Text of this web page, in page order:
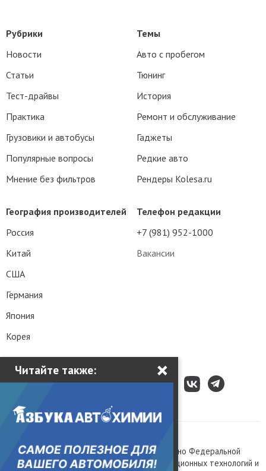
Читайте также: ×
Телефон редакции
+7 (981) 952-1000
Вакансии
Рубрики
Новости
Статьи
Тест-драйвы
Практика
Грузовики и автобусы
Популярные вопросы
Мнение без фильтров
Темы
Авто с пробегом
Тюнинг
История
Ремонт и обслуживание
Гаджеты
Редкие авто
Рендеры Kolesa.ru
География производителей
Россия
Китай
США
Германия
Япония
Корея
Сетевое издание «Kolesa.ru», зарегистрировано Федеральной
службой по надзору в сфере связи, информационных технологий и